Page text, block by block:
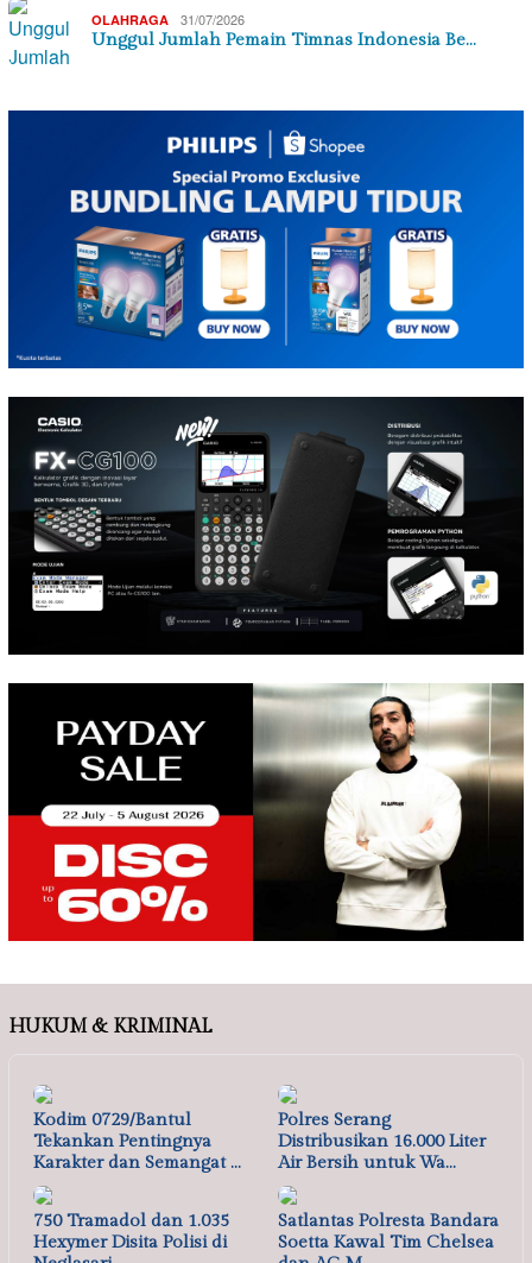
OLAHRAGA 31/07/2026
Unggul Jumlah Pemain Timnas Indonesia Be…
HUKUM & KRIMINAL
Kodim 0729/Bantul
Tekankan Pentingnya
Karakter dan Semangat …
Polres Serang
Distribusikan 16.000 Liter
Air Bersih untuk Wa…
750 Tramadol dan 1.035
Hexymer Disita Polisi di
Satlantas Polresta Bandara
Soetta Kawal Tim Chelsea